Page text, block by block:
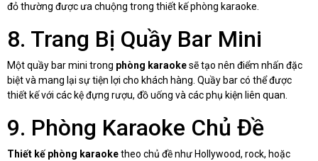
đỏ thường được ưa chuộng trong thiết kế phòng karaoke.
8. Trang Bị Quầy Bar Mini
Một quầy bar mini trong phòng karaokesẽ tạo nên điểm nhấn đặc
biệt và mang lại sự tiện lợi cho khách hàng. Quầy bar có thể được
thiết kế với các kệ đựng rượu, đồ uống và các phụ kiện liên quan.
9. Phòng Karaoke Chủ Đề
Thiết kế phòng karaoketheo chủ đề như Hollywood, rock, hoặc